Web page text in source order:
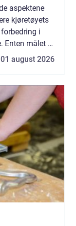
aspektene
kjøretøyets
i
Enten målet er
01 august 2026